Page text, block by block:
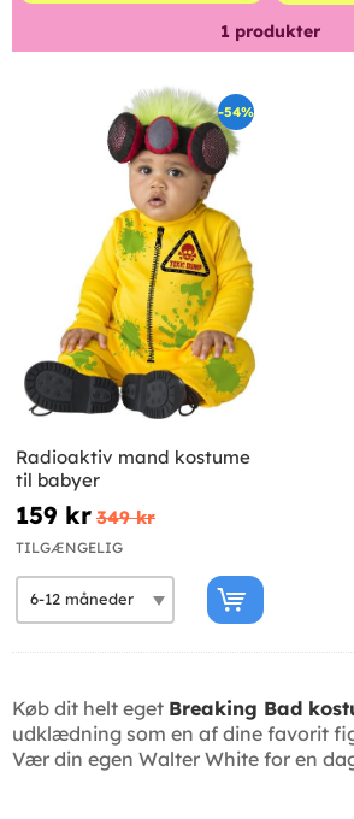
1 produkter
-54%
Radioaktiv mand kostume
til babyer
159 kr 349 kr
TILGÆNGELIG
Køb dit helt eget Breaking Bad
udklædning som en af dine favorit
Vær din egen Walter White for en